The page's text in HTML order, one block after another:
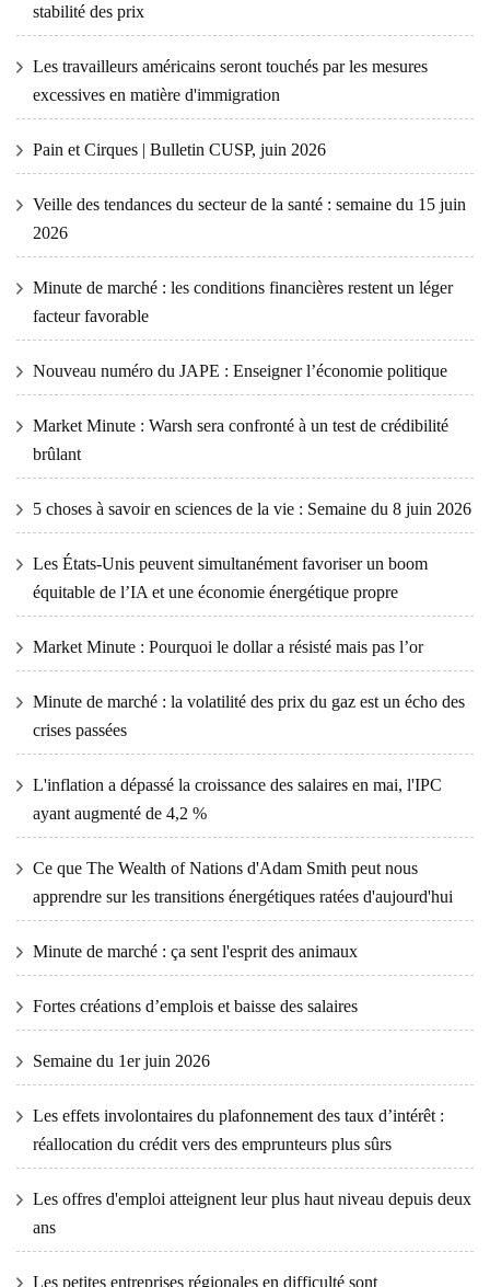
stabilité des prix
Les travailleurs américains seront touchés par les mesures
excessives en matière d'immigration
Pain et Cirques | Bulletin CUSP, juin 2026
Veille des tendances du secteur de la santé : semaine du 15 juin
2026
Minute de marché : les conditions financières restent un léger
facteur favorable
Nouveau numéro du JAPE : Enseigner l’économie politique
Market Minute : Warsh sera confronté à un test de crédibilité
brûlant
5 choses à savoir en sciences de la vie : Semaine du 8 juin 2026
Les États-Unis peuvent simultanément favoriser un boom
équitable de l’IA et une économie énergétique propre
Market Minute : Pourquoi le dollar a résisté mais pas l’or
Minute de marché : la volatilité des prix du gaz est un écho des
crises passées
L'inflation a dépassé la croissance des salaires en mai, l'IPC
ayant augmenté de 4,2 %
Ce que The Wealth of Nations d'Adam Smith peut nous
apprendre sur les transitions énergétiques ratées d'aujourd'hui
Minute de marché : ça sent l'esprit des animaux
Fortes créations d’emplois et baisse des salaires
Semaine du 1er juin 2026
Les effets involontaires du plafonnement des taux d’intérêt :
réallocation du crédit vers des emprunteurs plus sûrs
Les offres d'emploi atteignent leur plus haut niveau depuis deux
ans
Les petites entreprises régionales en difficulté sont